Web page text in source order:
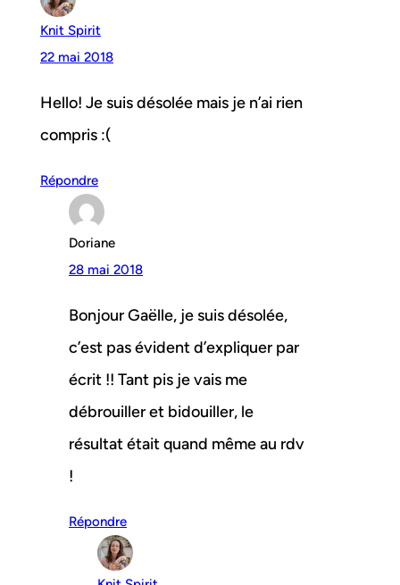
Knit Spirit
22 mai 2018
Hello! Je suis désolée mais je n’ai rien
compris :(
Répondre
Doriane
28 mai 2018
Bonjour Gaëlle, je suis désolée,
c’est pas évident d’expliquer par
écrit !! Tant pis je vais me
débrouiller et bidouiller, le
résultat était quand même au rdv
!
Répondre